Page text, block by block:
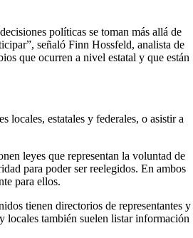
políticas se toman más allá de
señaló Finn Hossfeld, analista de
que ocurren a nivel estatal y que están
locales, estatales y federales, o asistir a
leyes que representan la voluntad de
para poder ser reelegidos. En ambos
para ellos.
tienen directorios de representantes y
locales también suelen listar información